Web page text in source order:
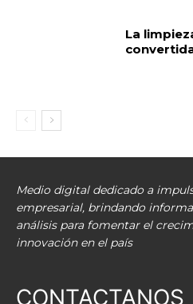
La
Medio digital dedicado a
empresarial, brindando
análisis para fomentar el
innovación en el país
CONTACTANOS